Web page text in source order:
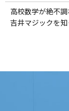
高校数学が絶不
吉井マジックを知